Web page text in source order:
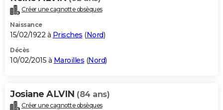
Créer une cagnotte obsèques
Naissance
15/02/1922 à Prisches (Nord)
Décès
10/02/2015 à Maroilles (Nord)
Josiane ALVIN (84 ans)
Créer une cagnotte obsèques